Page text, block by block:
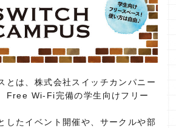
とは、株式会社スイッチカンパニー
Free Wi-Fi完備の学生向けフリー
したイベント開催や、サークルや部